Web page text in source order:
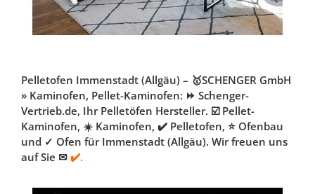
Pelletofen Immenstadt (Allgäu) – 🥇SCHENGER GmbH
» Kaminofen, Pellet-Kaminofen: ⏩ Schenger-
Vertrieb.de, Ihr Pelletöfen Hersteller. ☑️ Pellet-
Kaminofen, ☀️ Kaminofen, ✔️ Pelletofen, ⭐ Ofenbau
und ✓ Ofen für Immenstadt (Allgäu). Wir freuen uns
auf Sie ✉ ✔️.